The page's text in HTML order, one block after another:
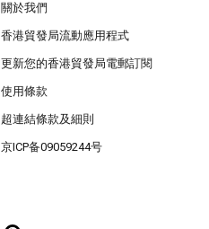
關於我們
香港貿發局流動應用程式
更新您的香港貿發局電郵訂閱
使用條款
超連結條款及細則
京ICP备09059244号